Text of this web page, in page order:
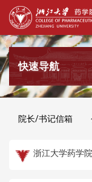
快速导航
院长/书记信箱
浙江大学药学